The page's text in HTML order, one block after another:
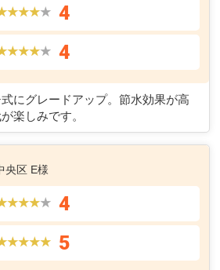
★ 4
★ 4
にグレードアップ。節水効果が高
楽しみです。
央区 E様
★ 4
5